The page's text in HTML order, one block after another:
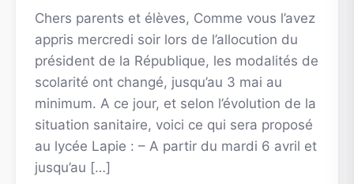
Chers parents et élèves, Comme vous l’avez
appris mercredi soir lors de l’allocution du
président de la République, les modalités de
scolarité ont changé, jusqu’au 3 mai au
minimum. A ce jour, et selon l’évolution de la
situation sanitaire, voici ce qui sera proposé
au lycée Lapie : – A partir du mardi 6 avril et
jusqu’au […]